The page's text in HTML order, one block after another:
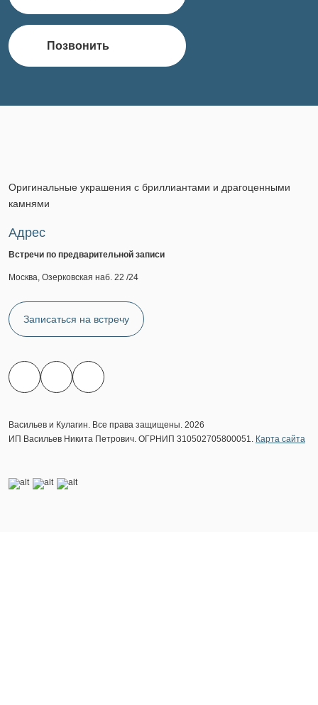
Позвонить
Оригинальные украшения с бриллиантами и драгоценными
камнями
Адрес
Встречи по предварительной записи
Москва, Озерковская наб. 22 /24
Записаться на встречу
Васильев и Кулагин. Все права защищены. 2026
ИП Васильев Никита Петрович. ОГРНИП 310502705800051. Карта сайта